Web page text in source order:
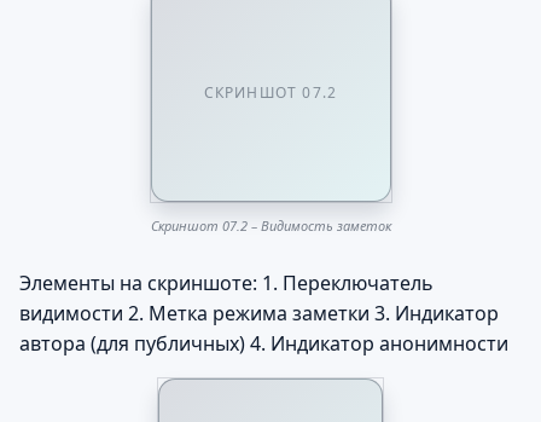
СКРИНШОТ 07.2
Скриншот 07.2 – Видимость заметок
Элементы на скриншоте: 1. Переключатель
видимости 2. Метка режима заметки 3. Индикатор
автора (для публичных) 4. Индикатор анонимности